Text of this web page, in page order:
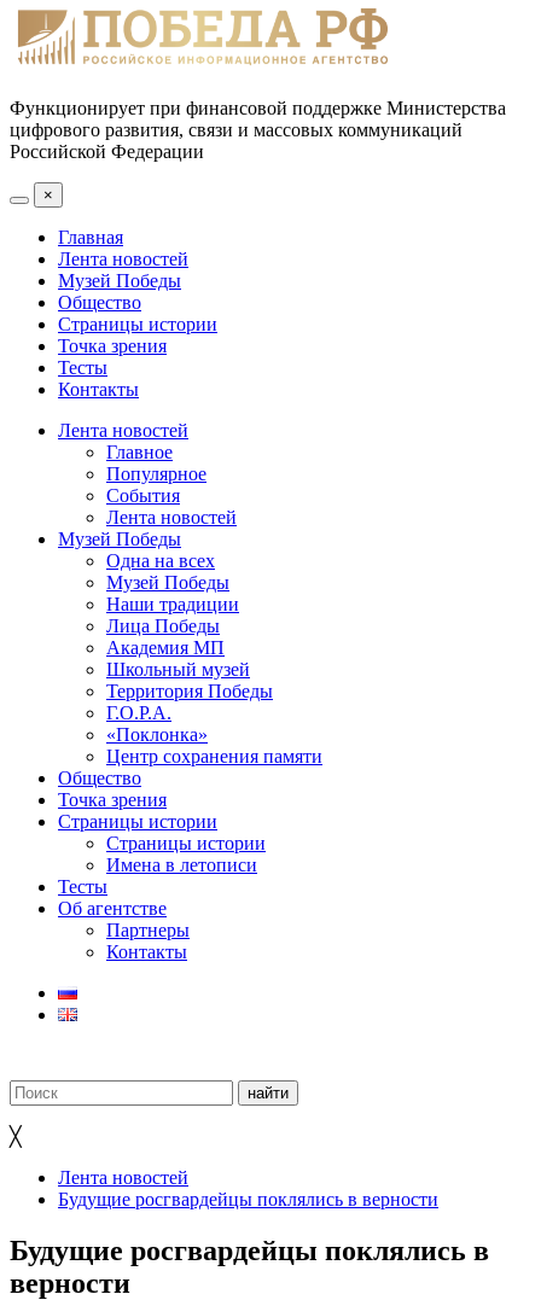
Функционирует при финансовой поддержке Министерства
цифрового развития, связи и массовых коммуникаций
Российской Федерации
×
Главная
Лента новостей
Музей Победы
Общество
Страницы истории
Точка зрения
Тесты
Контакты
Лента новостей
Главное
Популярное
События
Лента новостей
Музей Победы
Одна на всех
Музей Победы
Наши традиции
Лица Победы
Академия МП
Школьный музей
Территория Победы
Г.О.Р.А.
«Поклонка»
Центр сохранения памяти
Общество
Точка зрения
Страницы истории
Страницы истории
Имена в летописи
Тесты
Об агентстве
Партнеры
Контакты
╳
Лента новостей
Будущие росгвардейцы поклялись в верности
Будущие росгвардейцы поклялись в
верности